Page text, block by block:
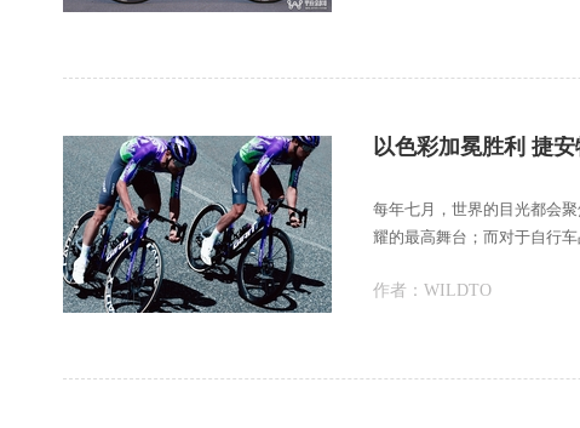
以色彩加冕胜利 捷
每年七月，世界的目光都会
耀的最高舞台；而对于自行
作者： WILDTO